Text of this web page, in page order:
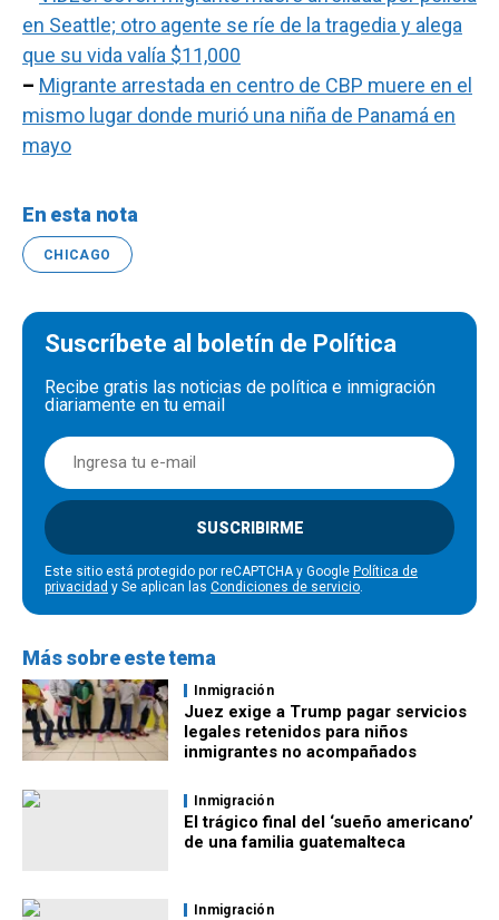
en Seattle; otro agente se ríe de la tragedia y alega
que su vida valía $11,000
– Migrante arrestada en centro de CBP muere en el
mismo lugar donde murió una niña de Panamá en
mayo
En esta nota
CHICAGO
Suscríbete al boletín de Política
Recibe gratis las noticias de política e inmigración
diariamente en tu email
SUSCRIBIRME
Este sitio está protegido por reCAPTCHA y Google Política de
privacidad y Se aplican las Condiciones de servicio.
Más sobre este tema
Inmigración
Juez exige a Trump pagar servicios
legales retenidos para niños
inmigrantes no acompañados
Inmigración
El trágico final del ‘sueño americano’
de una familia guatemalteca
Inmigración